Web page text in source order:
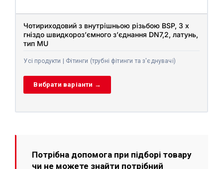
Чотириходовий з внутрішньою різьбою BSP, 3 x
гніздо швидкороз’ємного з’єднання DN7,2, латунь,
тип MU
Усі продукти | Фітинги (трубні фітинги та з'єднувачі)
Вибрати варіанти →
Потрібна допомога при підборі товару
чи не можете знайти потрібний